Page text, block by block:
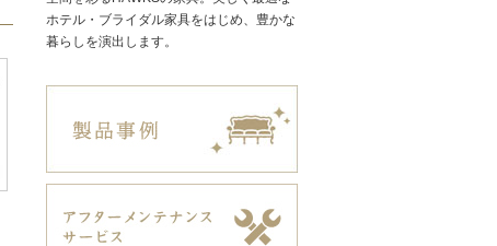
ホテル・ブライダル家具をはじめ、豊かな
暮らしを演出します。